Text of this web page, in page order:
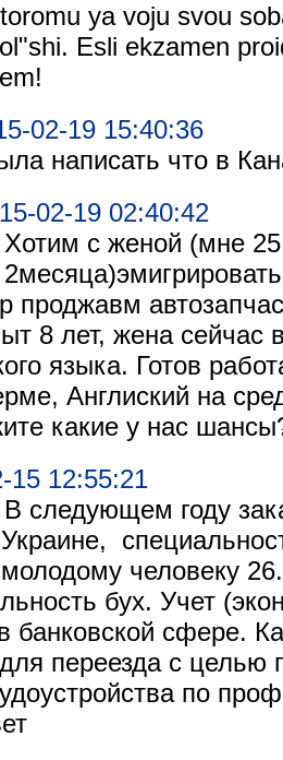
ya voju svou
Esli ekzamen
02-19 15:40:36
написать что в
02-19 02:40:42
Хотим с женой (мне
проджавм
8 лет, жена сейчас
языка. Готов
Англиский на
какие у нас
15 12:55:21
В следующем году
человеку
бух. Учет
банковской сфере.
переезда с целью
по